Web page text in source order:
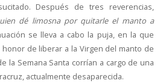
Después de tres reverencias,
dé limosna por quitarle el manto a
se lleva a cabo la puja, en la que
de liberar a la Virgen del manto de
la Semana Santa corrían a cargo de una
actualmente desaparecida.